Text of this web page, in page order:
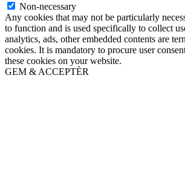
Non-necessary
Any cookies that may not be particularly
to function and is used specifically to collect
analytics, ads, other embedded contents are
cookies. It is mandatory to procure user
these cookies on your website.
GEM & ACCEPTÈR